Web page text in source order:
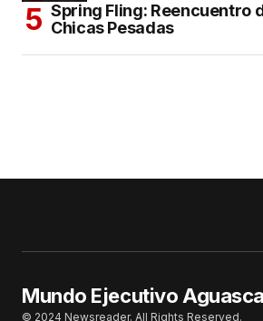
Spring Fling: Reencuentro
Chicas Pesadas
Mundo Ejecutivo
© 2024 Newsreader. All Rights Reserved.